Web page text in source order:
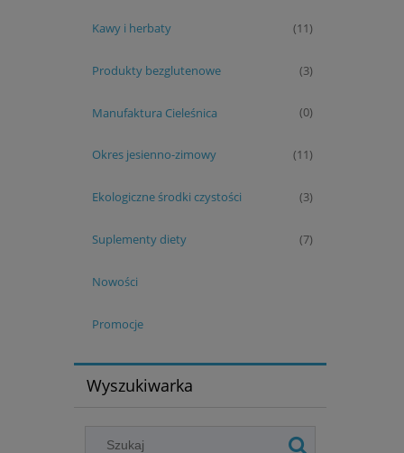
Kawy i herbaty (11)
Produkty bezglutenowe (3)
Manufaktura Cieleśnica (0)
Okres jesienno-zimowy (11)
Ekologiczne środki czystości (3)
Suplementy diety (7)
Nowości
Promocje
Wyszukiwarka